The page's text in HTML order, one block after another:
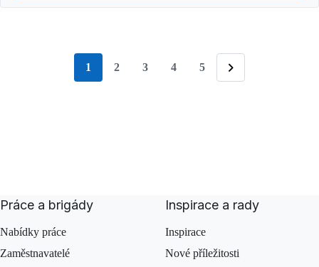
stránka
1 2 3 4 5
Následující
Práce a brigády
Nabídky práce
Zaměstnavatelé
Inspirace a rady
Inspirace
Nové příležitosti